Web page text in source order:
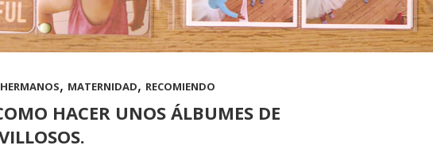
HERMANOS, MATERNIDAD, RECOMIENDO
HACER UNOS ÁLBUMES DE